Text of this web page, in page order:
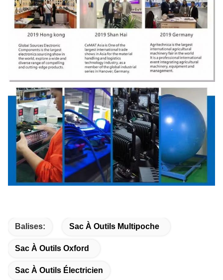
Balises: Sac À Outils Multipoche
Sac À Outils Oxford
Sac À Outils Électricien